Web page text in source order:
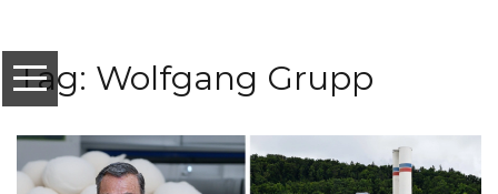
Tag: Wolfgang Grupp